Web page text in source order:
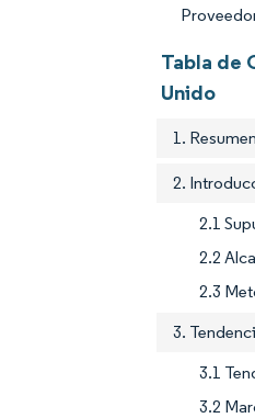
Tabla de
Unido
1.
2.
2.1
2.2
2.3
3.
3.1
3.2